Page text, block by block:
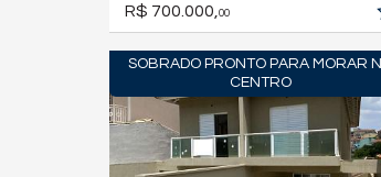
R$ 700.000, 00
SOBRADO PRONTO PARA MORAR
CENTRO